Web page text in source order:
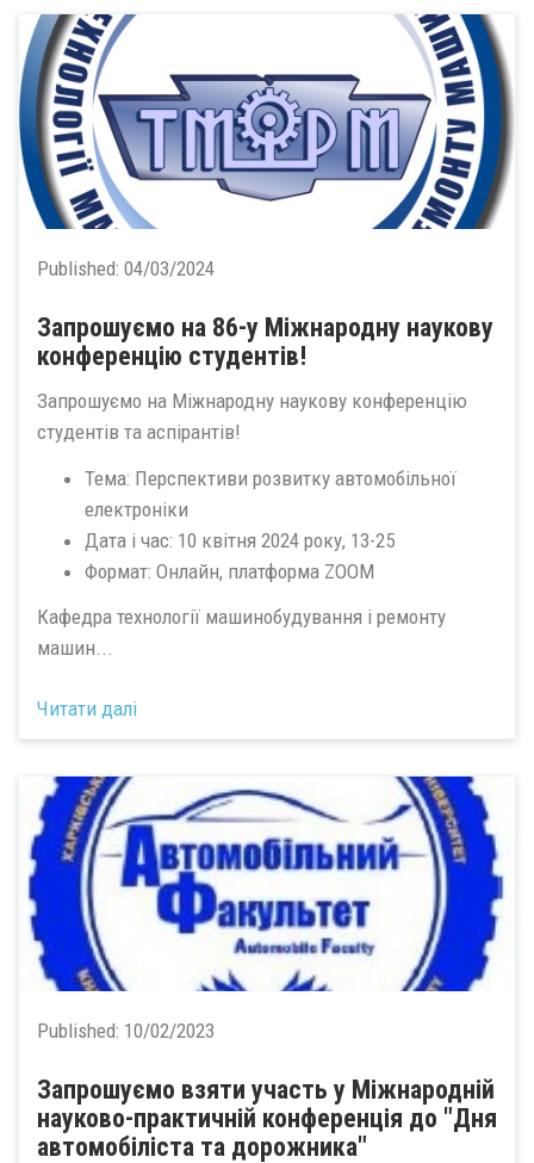
Published: 04/03/2024
Запрошуємо на 86-у Міжнародну наукову
конференцію студентів!
Запрошуємо на Міжнародну наукову конференцію
студентів та аспірантів!
Тема: Перспективи розвитку автомобільної
електроніки
Дата і час: 10 квітня 2024 року, 13-25
Формат: Онлайн, платформа ZOOM
Кафедра технології машинобудування і ремонту
машин...
Читати далі
Published: 10/02/2023
Запрошуємо взяти участь у Міжнародній
науково-практичній конференція до "Дня
автомобіліста та дорожника"